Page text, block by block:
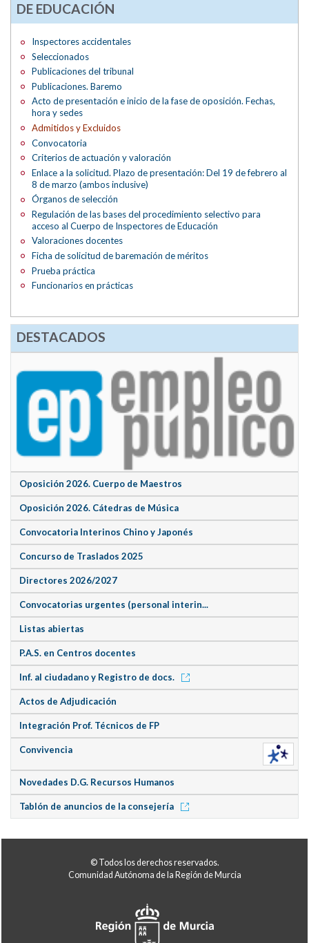
DE EDUCACIÓN
Inspectores accidentales
Seleccionados
Publicaciones del tribunal
Publicaciones. Baremo
Acto de presentación e inicio de la fase de oposición. Fechas,
hora y sedes
Admitidos y Excluidos
Convocatoria
Criterios de actuación y valoración
Enlace a la solicitud. Plazo de presentación: Del 19 de febrero al
8 de marzo (ambos inclusive)
Órganos de selección
Regulación de las bases del procedimiento selectivo para
acceso al Cuerpo de Inspectores de Educación
Valoraciones docentes
Ficha de solicitud de baremación de méritos
Prueba práctica
Funcionarios en prácticas
DESTACADOS
Oposición 2026. Cuerpo de Maestros
Oposición 2026. Cátedras de Música
Convocatoria Interinos Chino y Japonés
Concurso de Traslados 2025
Directores 2026/2027
Convocatorias urgentes (personal interin...
Listas abiertas
P.A.S. en Centros docentes
Inf. al ciudadano y Registro de docs.
Actos de Adjudicación
Integración Prof. Técnicos de FP
Convivencia
Novedades D.G. Recursos Humanos
Tablón de anuncios de la consejería
© Todos los derechos reservados.
Comunidad Autónoma de la Región de Murcia